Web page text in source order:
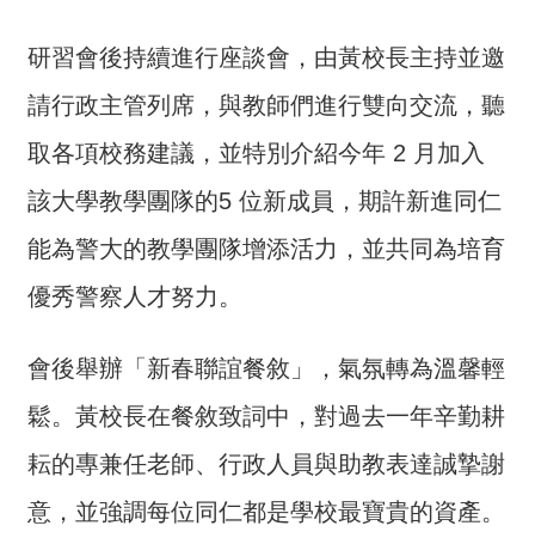
子
報
English
網
安
政
私
權
研習會後持續進行座談會，由黃校長主持並邀
請行政主管列席，與教師們進行雙向交流，聽
取各項校務建議，並特別介紹今年 2 月加入
該大學教學團隊的5 位新成員，期許新進同仁
能為警大的教學團隊增添活力，並共同為培育
優秀警察人才努力。
會後舉辦「新春聯誼餐敘」，氣氛轉為溫馨輕
鬆。黃校長在餐敘致詞中，對過去一年辛勤耕
耘的專兼任老師、行政人員與助教表達誠摯謝
意，並強調每位同仁都是學校最寶貴的資產。